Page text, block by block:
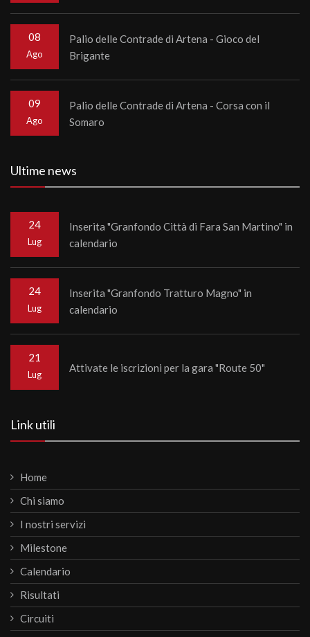
08
Ago
Palio delle Contrade di Artena - Gioco del
Brigante
09
Ago
Palio delle Contrade di Artena - Corsa con il
Somaro
Ultime news
24
Lug
Inserita "Granfondo Città di Fara San Martino" in
calendario
24
Lug
Inserita "Granfondo Tratturo Magno" in
calendario
21
Lug
Attivate le iscrizioni per la gara "Route 50"
Link utili
Home
Chi siamo
I nostri servizi
Milestone
Calendario
Risultati
Circuiti